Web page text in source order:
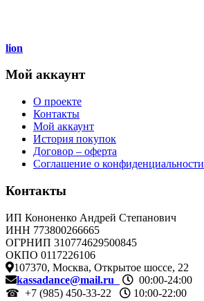
lion
Мой аккаунт
О проекте
Контакты
Мой аккаунт
История покупок
Договор – оферта
Соглашение о конфиденциальности
Контакты
ИП Кононенко Андрей Степанович
ИНН 773800266665
ОГРНИП 310774629500845
ОКПО 0117226106
107370, Москва, Открытое шоссе, 22
kassadance@mail.ru
00:00-24:00
☎ +7 (985) 450-33-22
10:00-22:00